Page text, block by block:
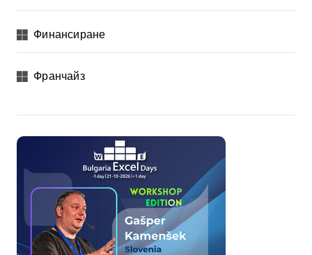
Финансиране
Франчайз